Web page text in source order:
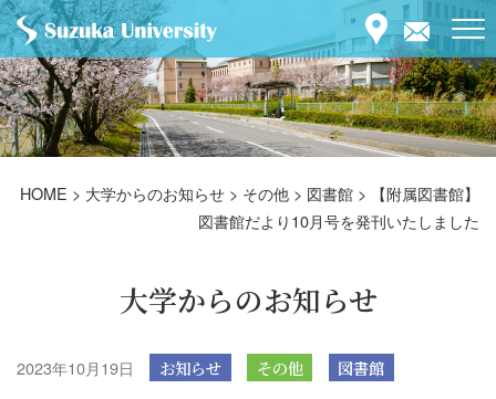
HOME > 大学からのお知らせ > その他 > 図書館 >
【附属図書館】
図書館だより10月号を発刊いたしました
大学からのお知らせ
2023年10月19日 お知らせ その他 図書館